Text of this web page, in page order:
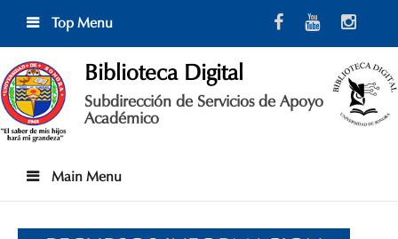
content
Top Menu
Biblioteca Digital
Subdirección de Servicios de Apoyo
Académico
Main Menu